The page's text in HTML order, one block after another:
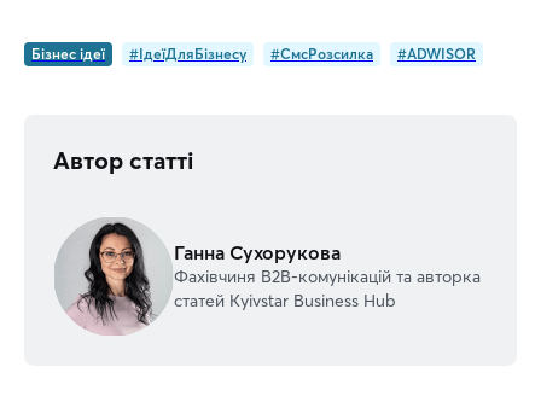
Бізнес ідеї #ІдеїДляБізнесу #СмсРозсилка #ADWISOR
Автор статті
Ганна Сухорукова
Фахівчиня В2В-комунікацій та авторка
статей Kyivstar Business Hub